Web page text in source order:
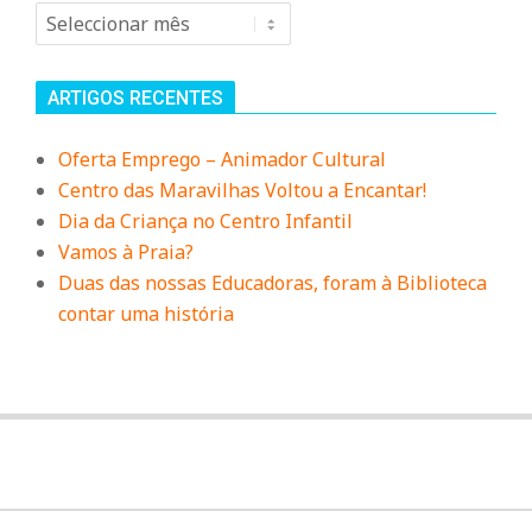
Arquivo
ARTIGOS RECENTES
Oferta Emprego – Animador Cultural
Centro das Maravilhas Voltou a Encantar!
Dia da Criança no Centro Infantil
Vamos à Praia?
Duas das nossas Educadoras, foram à Biblioteca
contar uma história